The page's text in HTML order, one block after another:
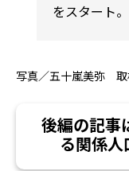
をスタート。
写真／五十嵐美弥
後編の記事
る関係人